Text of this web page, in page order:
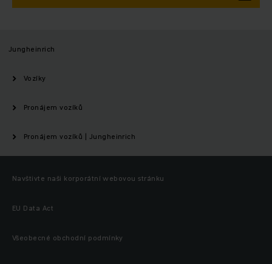
Jungheinrich
Vozíky
Pronájem vozíků
Pronájem vozíků | Jungheinrich
Navštivte naši korporátní webovou stránku
EU Data Act
Všeobecné obchodní podmínky